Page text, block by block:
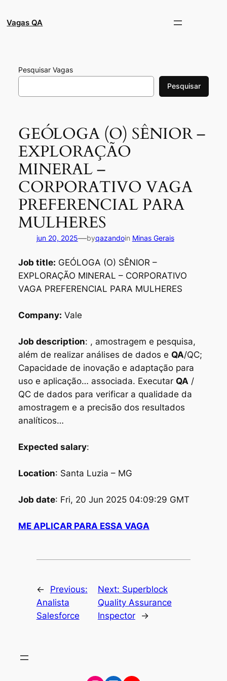
para
Vagas QA
Pesquisar Vagas
Pesquisar
GEÓLOGA (O) SÊNIOR –
EXPLORAÇÃO
MINERAL –
CORPORATIVO VAGA
PREFERENCIAL PARA
MULHERES
jun 20, 2025—byqazandoin Minas Gerais
Job title: GEÓLOGA (O) SÊNIOR –
EXPLORAÇÃO MINERAL – CORPORATIVO
VAGA PREFERENCIAL PARA MULHERES
Company: Vale
Job description: , amostragem e pesquisa,
além de realizar análises de dados e QA/QC;
Capacidade de inovação e adaptação para
uso e aplicação… associada. Executar QA /
QC de dados para verificar a qualidade da
amostragem e a precisão dos resultados
analíticos…
Expected salary:
Location: Santa Luzia – MG
Job date: Fri, 20 Jun 2025 04:09:29 GMT
ME APLICAR PARA ESSA VAGA
←
Previous:
Analista
Salesforce
Next: Superblock
Quality Assurance
Inspector
→